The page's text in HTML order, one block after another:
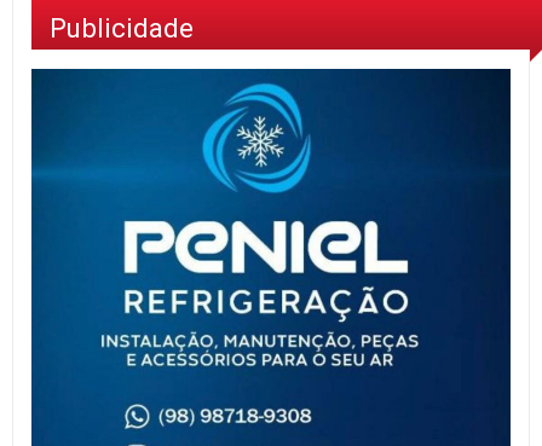
Publicidade